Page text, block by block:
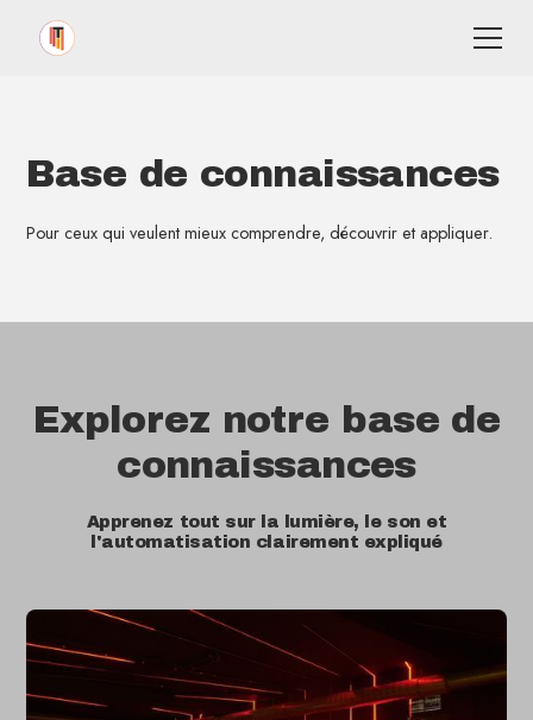
Base de connaissances
Pour ceux qui veulent mieux comprendre, découvrir et appliquer.
Explorez notre base de
connaissances
Apprenez tout sur la lumière, le son et
l'automatisation clairement expliqué